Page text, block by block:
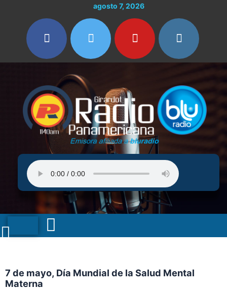
contenido
agosto 7, 2026
Menu
7 de mayo, Día Mundial de la Salud Mental
Materna